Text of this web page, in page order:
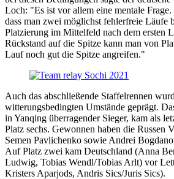
Loch: "Es ist vor allem eine mentale
dass man zwei möglichst fehlerfreie Läufe
Platzierung im Mittelfeld nach dem ersten
Rückstand auf die Spitze kann man von
Lauf noch gut die Spitze angreifen."
Auch das abschließende Staffelrennen
witterungsbedingten Umstände geprägt.
in Yanqing überragender Sieger, kam als
Platz sechs. Gewonnen haben die Russen
Semen Pavlichenko sowie Andrei
Auf Platz zwei kam Deutschland (Anna
Ludwig, Tobias Wendl/Tobias Arlt) vor
Kristers Aparjods, Andris Sics/Juris Sics).